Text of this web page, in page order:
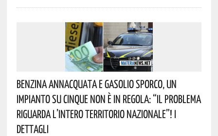
Benzina Annacquata E Gasolio Sporco, Un
Impianto Su Cinque Non È In Regola: “il Problema
Riguarda L’intero Territorio Nazionale”! I
Dettagli